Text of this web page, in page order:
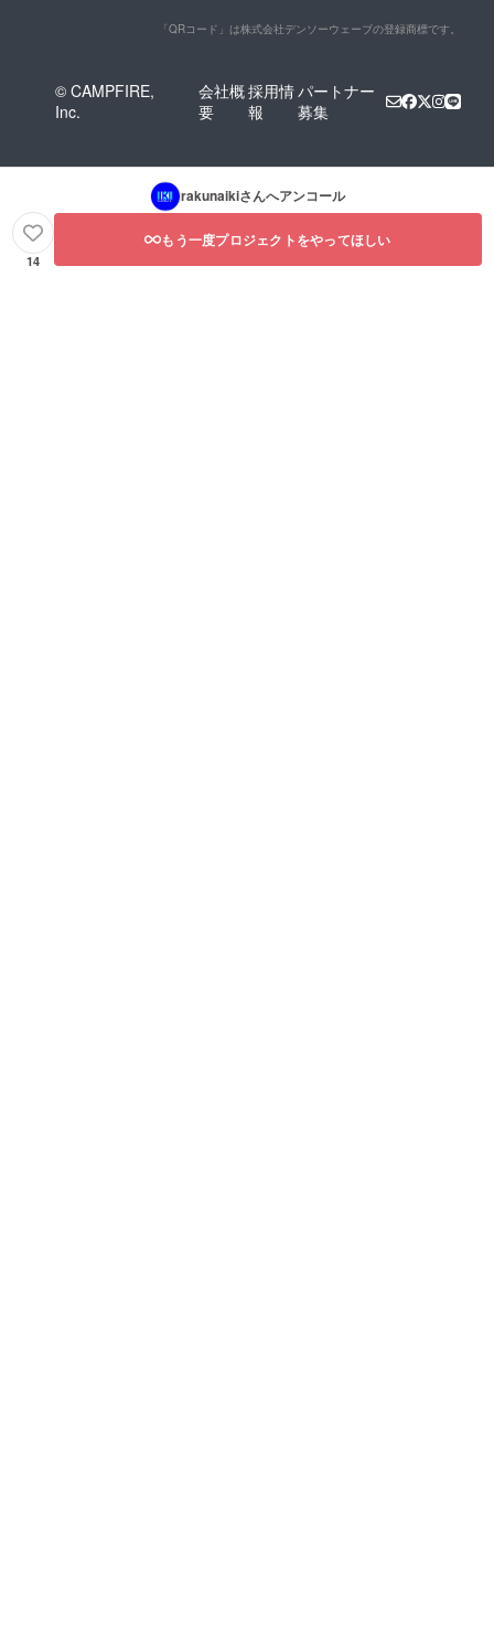
「QRコード」は株式会社デンソーウェーブの登録商標です。
© CAMPFIRE,
Inc.
会社概
要
採用情
報
パートナー
募集
rakunaikiさんへアンコール
14
もう一度プロジェクトをやってほしい